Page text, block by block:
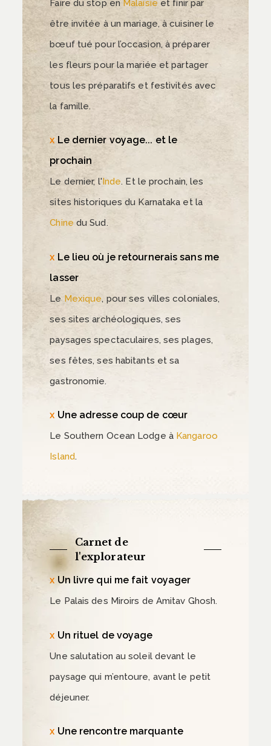
Faire du stop en Malaisie et finir par
être invitée à un mariage, à cuisiner le
bœuf tué pour l’occasion, à préparer
les fleurs pour la mariée et partager
tous les préparatifs et festivités avec
la famille.
Le dernier voyage... et le
prochain
Le dernier, l'Inde. Et le prochain, les
sites historiques du Karnataka et la
Chine du Sud.
Le lieu où je retournerais sans me
lasser
Le Mexique, pour ses villes coloniales,
ses sites archéologiques, ses
paysages spectaculaires, ses plages,
ses fêtes, ses habitants et sa
gastronomie.
Une adresse coup de cœur
Le Southern Ocean Lodge à Kangaroo
Island.
Carnet de
l'explorateur
Un livre qui me fait voyager
Le Palais des Miroirs de Amitav Ghosh.
Un rituel de voyage
Une salutation au soleil devant le
paysage qui m’entoure, avant le petit
déjeuner.
Une rencontre marquante